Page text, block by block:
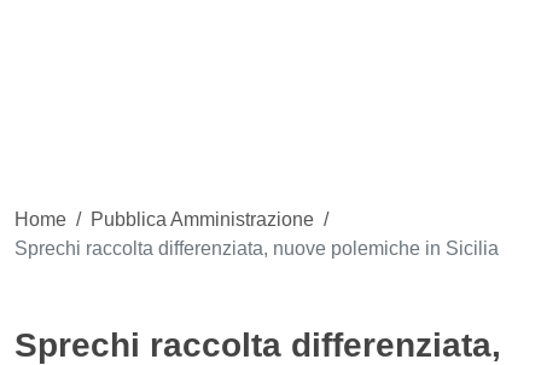
Home / Pubblica Amministrazione /
Sprechi raccolta differenziata, nuove polemiche in Sicilia
Sprechi raccolta differenziata,